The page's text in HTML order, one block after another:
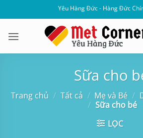
qua
dung
Yêu Hàng Đức - Hàng Đức
Sữa cho
Trang chủ / Tất cả / Mẹ và Bé /
/ Sữa cho bé
LỌC